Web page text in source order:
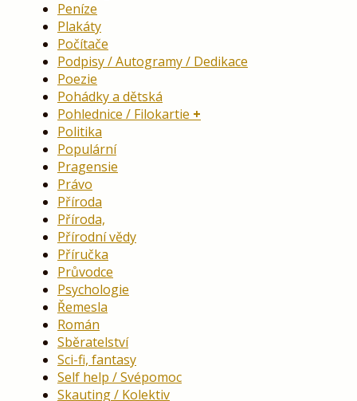
Peníze
Plakáty
Počítače
Podpisy / Autogramy / Dedikace
Poezie
Pohádky a dětská
Pohlednice / Filokartie
Politika
Populární
Pragensie
Právo
Příroda
Příroda,
Přírodní vědy
Příručka
Průvodce
Psychologie
Řemesla
Román
Sběratelství
Sci-fi, fantasy
Self help / Svépomoc
Skauting / Kolektiv